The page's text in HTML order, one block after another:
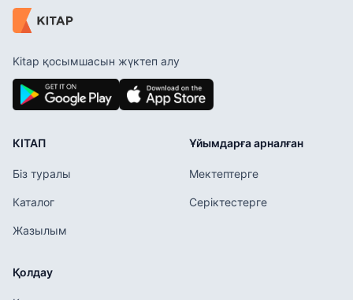
Kitap қосымшасын жүктеп алу
КІТАП
Біз туралы
Каталог
Жазылым
Ұйымдарға арналған
Мектептерге
Серіктестерге
Қолдау